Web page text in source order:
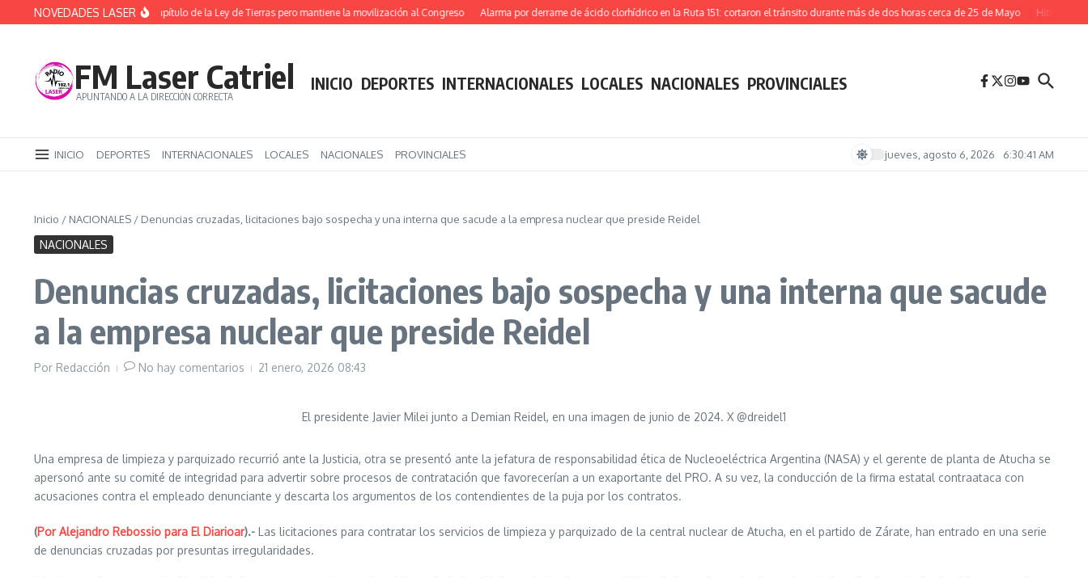
Saltar al contenido
NOVEDADES LASER
destaca la caída del capítulo de la Ley de Tierras pero mantiene la movilización al Congreso Alarma por derrame de ácido clorhídrico en la Ruta 151: cortaron el tránsito durante más de dos horas cerca de 25 de Mayo Hito educativo en
FM Laser Catriel
APUNTANDO A LA DIRECCIÓN CORRECTA
INICIO DEPORTES INTERNACIONALES LOCALES NACIONALES PROVINCIALES
INICIO DEPORTES INTERNACIONALES LOCALES NACIONALES PROVINCIALES jueves, agosto 6, 2026 6:30:42 AM
Inicio / NACIONALES / Denuncias cruzadas, licitaciones bajo sospecha y una interna que sacude a la empresa nuclear que preside Reidel
NACIONALES
Denuncias cruzadas, licitaciones bajo sospecha y una interna que sacude
a la empresa nuclear que preside Reidel
Por Redacción No hay comentarios 21 enero, 2026 08:43
El presidente Javier Milei junto a Demian Reidel, en una imagen de junio de 2024. X @dreidel1
Una empresa de limpieza y parquizado recurrió ante la Justicia, otra se presentó ante la jefatura de responsabilidad ética de Nucleoeléctrica Argentina (NASA) y el gerente de planta de Atucha se
apersonó ante su comité de integridad para advertir sobre procesos de contratación que favorecerían a un exaportante del PRO. A su vez, la conducción de la firma estatal contraataca con
acusaciones contra el empleado denunciante y descarta los argumentos de los contendientes de la puja por los contratos.
(Por Alejandro Rebossio para El Diarioar).- Las licitaciones para contratar los servicios de limpieza y parquizado de la central nuclear de Atucha, en el partido de Zárate, han entrado en una serie
de denuncias cruzadas por presuntas irregularidades.